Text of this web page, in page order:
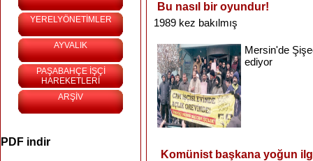
YERELYÖNETİMLER
AYVALIK
PAŞABAHÇE İŞÇİ
HAREKETLERİ
ARŞİV
PDF indir
Bu nasıl bir oyundur!
1989 kez bakılmış
Mersin'de
ediyor
Komünist başkana yoğun